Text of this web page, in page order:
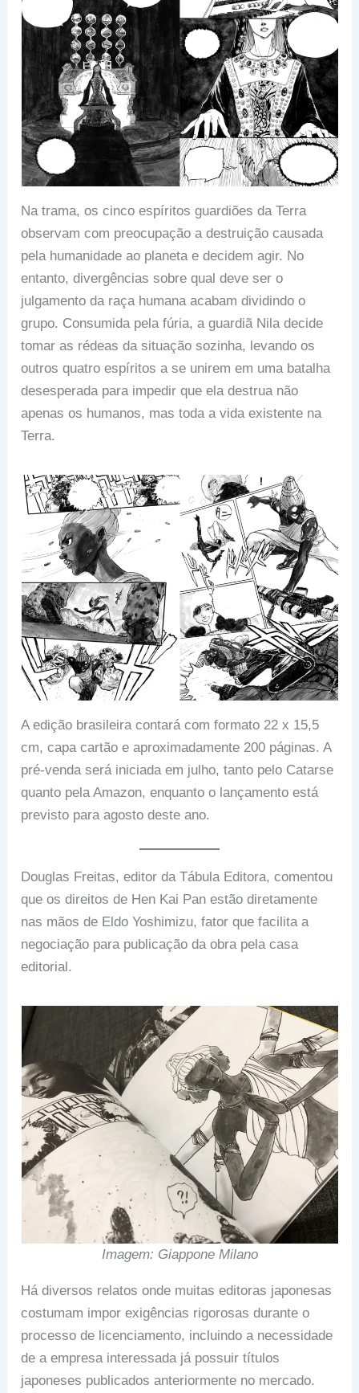
Na trama, os cinco espíritos guardiões da Terra
observam com preocupação a destruição causada
pela humanidade ao planeta e decidem agir. No
entanto, divergências sobre qual deve ser o
julgamento da raça humana acabam dividindo o
grupo. Consumida pela fúria, a guardiã Nila decide
tomar as rédeas da situação sozinha, levando os
outros quatro espíritos a se unirem em uma batalha
desesperada para impedir que ela destrua não
apenas os humanos, mas toda a vida existente na
Terra.
A edição brasileira contará com formato 22 x 15,5
cm, capa cartão e aproximadamente 200 páginas. A
pré-venda será iniciada em julho, tanto pelo Catarse
quanto pela Amazon, enquanto o lançamento está
previsto para agosto deste ano.
Douglas Freitas, editor da Tábula Editora, comentou
que os direitos de Hen Kai Pan estão diretamente
nas mãos de Eldo Yoshimizu, fator que facilita a
negociação para publicação da obra pela casa
editorial.
Imagem: Giappone Milano
Há diversos relatos onde muitas editoras japonesas
costumam impor exigências rigorosas durante o
processo de licenciamento, incluindo a necessidade
de a empresa interessada já possuir títulos
japoneses publicados anteriormente no mercado.